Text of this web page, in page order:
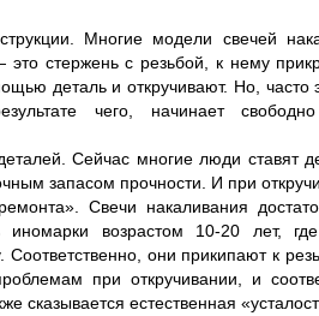
Многие модели свечей
стержень с резьбой, к нему
деталь и откручивают. Но, часто
чего, начинает
Сейчас многие люди ставят
запасом прочности. И при
Свечи накаливания
иномарки возрастом 10-20 лет,
Соответственно, они прикипают к
при откручивании, и
сказывается естественная